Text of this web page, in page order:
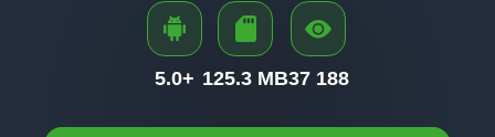
5.0+ 125.3 MB37 188